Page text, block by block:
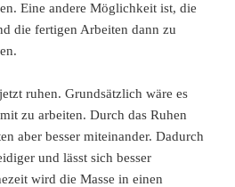
Eine andere Möglichkeit ist, die
die fertigen Arbeiten dann zu
ruhen. Grundsätzlich wäre es
zu arbeiten. Durch das Ruhen
aber besser miteinander. Dadurch
und lässt sich besser
wird die Masse in einen